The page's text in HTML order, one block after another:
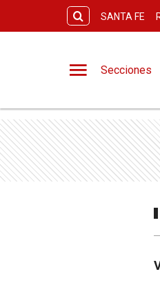
SANTA FE
Secciones